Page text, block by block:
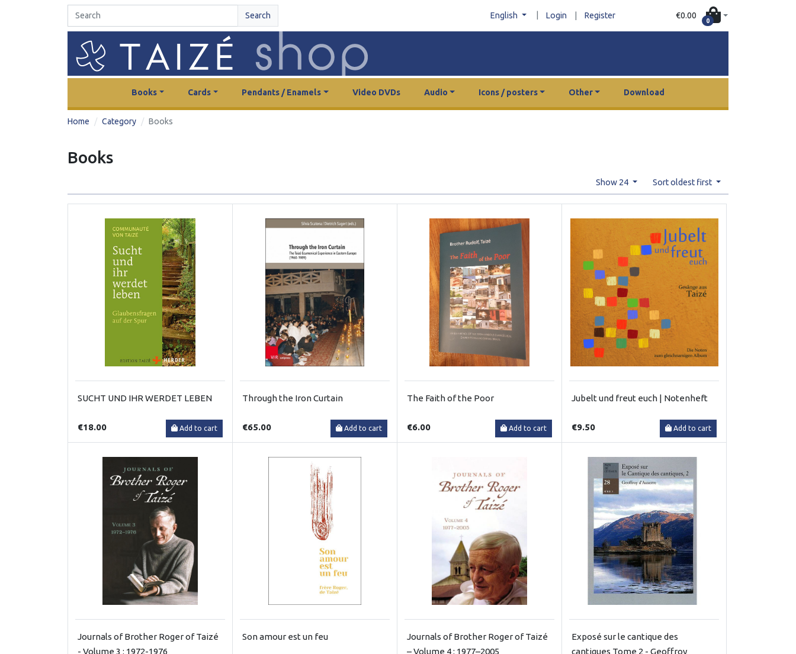
Search English Login Register €0.00
0
Books Cards Pendants / Enamels Video DVDs Audio Icons / posters Other Download
Home Category Books
Books
Show 24 Sort oldest first
SUCHT UND IHR WERDET LEBEN
€18.00 Add to cart
Through the Iron Curtain
€65.00 Add to cart
The Faith of the Poor
€6.00 Add to cart
Jubelt und freut euch | Notenheft
€9.50 Add to cart
Journals of Brother Roger of Taizé
- Volume 3 : 1972-1976
Son amour est un feu
Journals of Brother Roger of Taizé
– Volume 4 : 1977–2005
Exposé sur le cantique des
cantiques Tome 2 - Geoffroy